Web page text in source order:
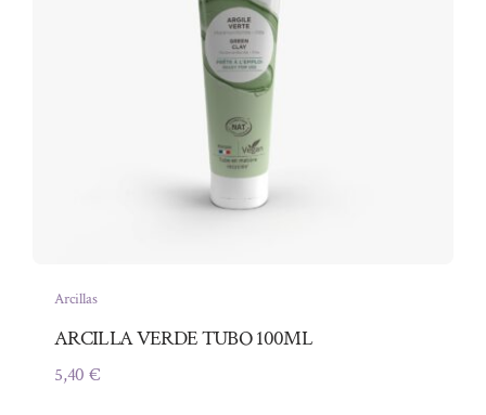
Arcillas
ARCILLA VERDE TUBO 100ML
5,40€